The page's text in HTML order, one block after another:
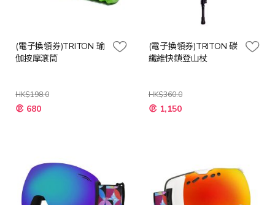
(電子換領券)TRITON 瑜
伽按摩滾筒
HK$198.0
680
(電子換領券)TRITON 碳
纖維快鎖登山杖
HK$360.0
1,150